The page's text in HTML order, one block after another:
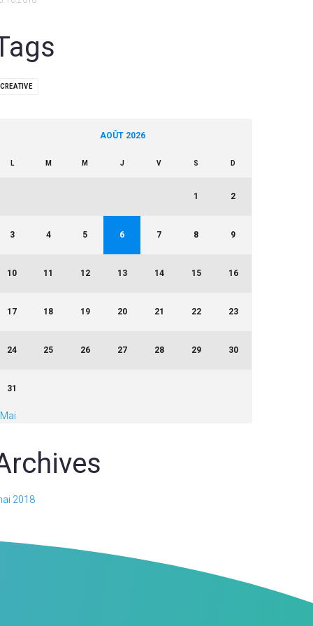
CREATIVE
AOÛT 2026
L M M J V S D
1 2
3 4 5 6 7 8 9
10 11 12 13 14 15 16
17 18 19 20 21 22 23
24 25 26 27 28 29 30
31
2018